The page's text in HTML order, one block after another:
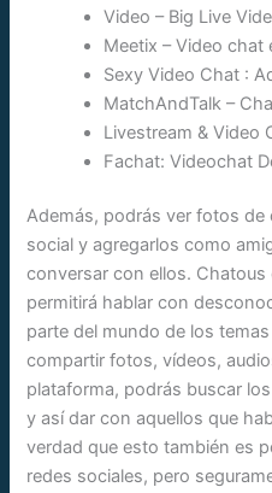
Video – Big Live
Meetix – Video chat
Sexy Video Chat :
MatchAndTalk –
Livestream & Video
Fachat: Videochat
Además, podrás ver fotos de
social y agregarlos como
conversar con ellos.
permitirá hablar con
parte del mundo de los
compartir fotos, vídeos,
plataforma, podrás buscar
y así dar con aquellos que
verdad que esto también es
redes sociales, pero